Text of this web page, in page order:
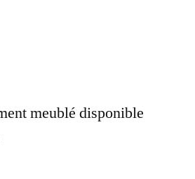
meublé disponible